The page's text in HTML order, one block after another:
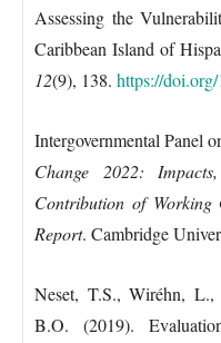
Assessing the
Caribbean Island of
12(9), 138. https://
Intergovernmental Panel
Change 2022:
Contribution of Working
Report. Cambridge
Neset, T.S., Wiréhn,
B.O. (2019).